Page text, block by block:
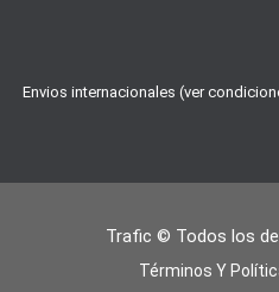
Envios internacionales (ver
Trafic © Todos los
Términos Y